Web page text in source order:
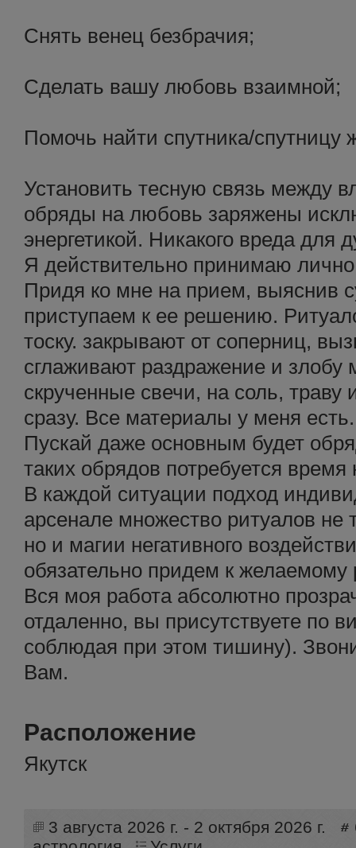
Снять венец безбрачия;
Сделать вашу любовь взаимной;
Помочь найти спутника/спутницу
Установить тесную связь между
обряды на любовь заряжены
энергетикой. Никакого вреда для
Я действительно принимаю
Придя ко мне на прием, выяснив
приступаем к ее решению.
тоску. закрывают от соперниц,
сглаживают раздражение и злобу
скрученные свечи, на соль,
сразу. Все материалы у меня есть.
Пускай даже основным будет
таких обрядов потребуется время
В каждой ситуации подход
арсенале множество ритуалов не
но и магии негативного
обязательно придем к желаемому
Вся моя работа абсолютно
отдаленно, вы присутствуете по
соблюдая при этом тишину).
Вам.
Расположение
Якутск
3 августа 2026 г. - 2 октября 2026 г.